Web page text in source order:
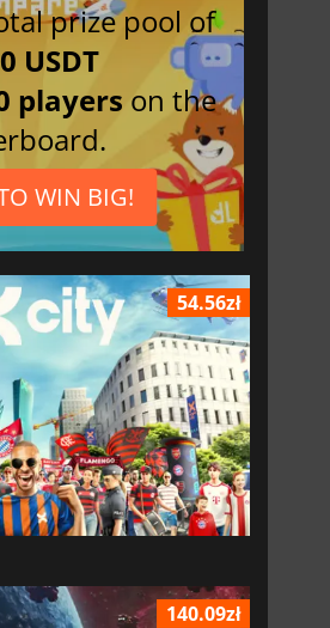
prize pool of
USDT
players on the
WIN BIG!
54.56zł
140.09zł